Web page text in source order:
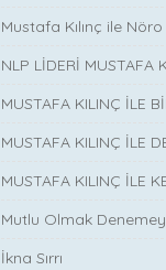
Mustafa Kılınç ile
NLP LİDERİ MUSTAFA
MUSTAFA KILINÇ İLE
MUSTAFA KILINÇ İLE
MUSTAFA KILINÇ İLE
Mutlu Olmak
İkna Sırrı